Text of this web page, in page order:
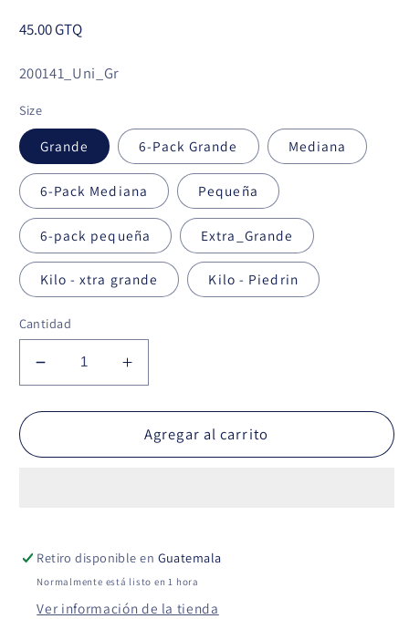
Precio
45.00 GTQ
SKU:
200141_Uni_Gr
Size
Grande 6-Pack Grande Mediana
6-Pack Mediana Pequeña
6-pack pequeña Extra_Grande
Kilo - xtra grande Kilo - Piedrin
Cantidad
Reducir
cantidad
para
de
Aumentar
cantidad
para
Piedra
de
Agregar al carrito
Retiro disponible en Guatemala
Normalmente está listo en 1 hora
Ver información de la tienda